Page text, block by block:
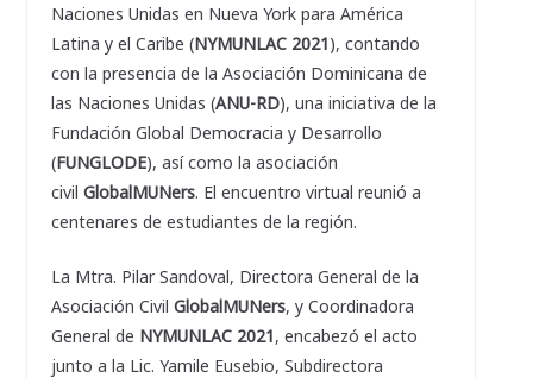
Naciones Unidas en Nueva York para América
Latina y el Caribe (NYMUNLAC 2021), contando
con la presencia de la Asociación Dominicana de
las Naciones Unidas (ANU-RD), una iniciativa de la
Fundación Global Democracia y Desarrollo
(FUNGLODE), así como la asociación
civil GlobalMUNers. El encuentro virtual reunió a
centenares de estudiantes de la región.
La Mtra. Pilar Sandoval, Directora General de la
Asociación Civil GlobalMUNers, y Coordinadora
General de NYMUNLAC 2021, encabezó el acto
junto a la Lic. Yamile Eusebio, Subdirectora